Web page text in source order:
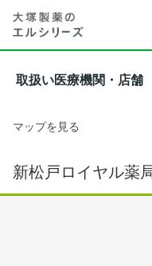
取扱い医療機関・店舗
マップを見る
新松戸ロイヤル薬